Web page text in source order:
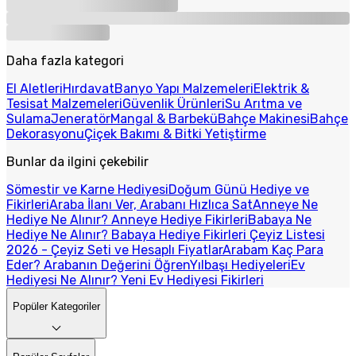
Daha fazla kategori
El AletleriHırdavatBanyo Yapı MalzemeleriElektrik &
Tesisat MalzemeleriGüvenlik ÜrünleriSu Arıtma ve
SulamaJeneratörMangal & BarbeküBahçe MakinesiBahçe
DekorasyonuÇiçek Bakımı & Bitki Yetiştirme
Bunlar da ilgini çekebilir
Sömestir ve Karne HediyesiDoğum Günü Hediye ve
FikirleriAraba İlanı Ver, Arabanı Hızlıca SatAnneye Ne
Hediye Ne Alınır? Anneye Hediye FikirleriBabaya Ne
Hediye Ne Alınır? Babaya Hediye Fikirleri Çeyiz Listesi
2026 - Çeyiz Seti ve Hesaplı FiyatlarArabam Kaç Para
Eder? Arabanın Değerini ÖğrenYılbaşı HediyeleriEv
Hediyesi Ne Alınır? Yeni Ev Hediyesi Fikirleri
Popüler Kategoriler